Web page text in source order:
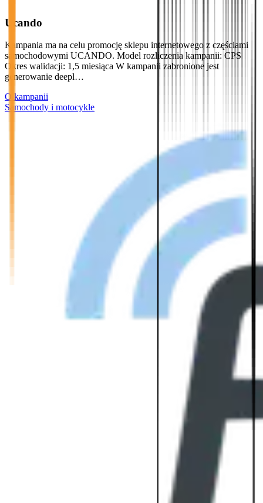
Ucando
Kampania ma na celu promocję sklepu internetowego z częściami
samochodowymi UCANDO. Model rozliczenia kampanii: CPS
Okres walidacji: 1,5 miesiąca W kampanii zabronione jest
generowanie deepl…
O kampanii
Samochody i motocykle